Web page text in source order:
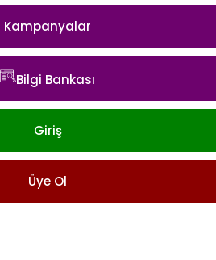
Kampanyalar
Bilgi Bankası
Giriş
Üye Ol